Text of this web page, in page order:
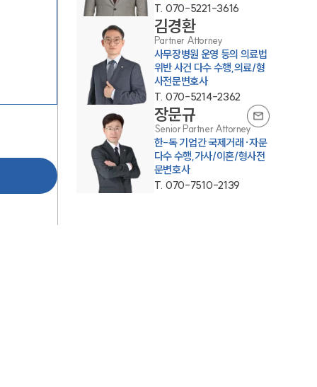
T. 070-5221-3616
김경환
Partner Attorney
사무장병원 운영 등의 의료법
위반 사건 다수 수행,의료/형
사전문변호사
T. 070-5214-2362
장문규
Senior Partner Attorney
한-독 기업간 국제거래·자문
다수 수행,가사/이혼/형사전
문변호사
T. 070-7510-2139